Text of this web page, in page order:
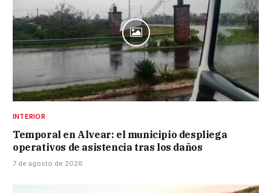
INTERIOR
Temporal en Alvear: el municipio despliega
operativos de asistencia tras los daños
7 de agosto de 2026